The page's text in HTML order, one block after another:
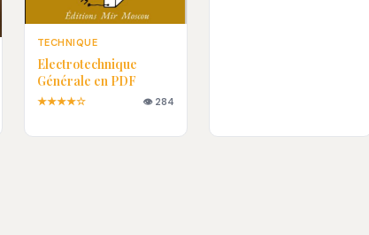
TECHNIQUE
Electrotechnique
Générale en PDF
★★★★☆ 👁 284